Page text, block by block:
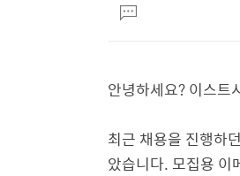
문댓
글
안녕하세요? 이스트
최근 채용을 진행하
았습니다. 모집용 이